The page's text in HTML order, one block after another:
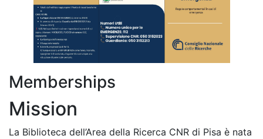
Mission
La Biblioteca dell’Area della Ricerca CNR di Pisa è nata
Memberships